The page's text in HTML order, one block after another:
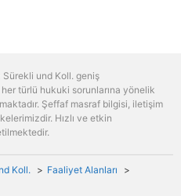
Sürekli und Koll. geniş
türlü hukuki sorunlarına yönelik
Şeffaf masraf bilgisi, iletişim
Hızlı ve etkin
Koll.
Faaliyet Alanları